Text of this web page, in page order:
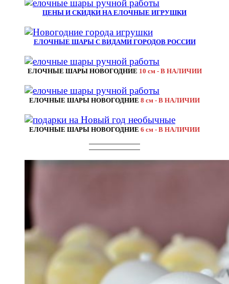
ЦЕНЫ И СКИДКИ НА ЕЛОЧНЫЕ ИГРУШКИ
ЕЛОЧНЫЕ ШАРЫ С ВИДАМИ ГОРОДОВ РОССИИ
ЕЛОЧНЫЕ ШАРЫ НОВОГОДНИЕ 10 см - В НАЛИЧИИ
ЕЛОЧНЫЕ ШАРЫ НОВОГОДНИЕ 8 см - В НАЛИЧИИ
ЕЛОЧНЫЕ ШАРЫ НОВОГОДНИЕ 6 см - В НАЛИЧИИ